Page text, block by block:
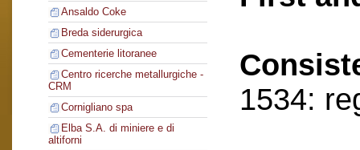
Ansaldo Coke
Breda siderurgica
Cementerie litoranee
Centro ricerche metallurgiche -
CRM
Cornigliano spa
Elba S.A. di miniere e di
altiforni
1534: